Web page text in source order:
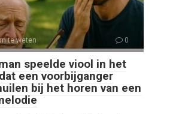
te weten 0
speelde viool in het
een voorbijganger
bij het horen van een